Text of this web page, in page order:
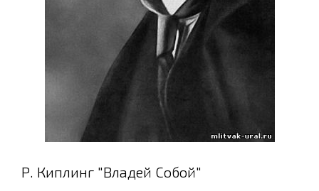
Р. Киплинг "Владей Собой"